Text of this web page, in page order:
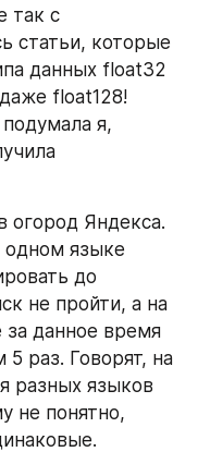
так с
статьи, которые
данных float32
float128!
я,
огород Яндекса.
одном языке
до
не пройти, а на
данное время
раз. Говорят, на
разных языков
не понятно,